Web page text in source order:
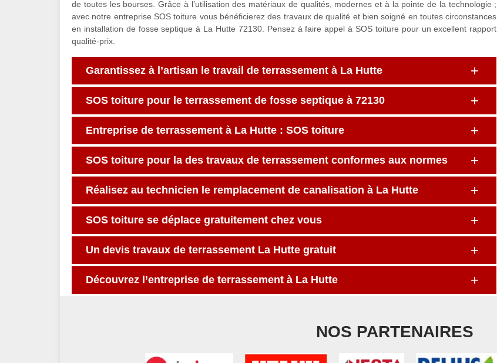
de toutes les bourses. Grâce à l’utilisation des matériaux de qualités, modernes et à la pointe de la technologie ;
avec notre entreprise SOS toiture vous bénéficierez des travaux de qualité et bien soigné en toutes circonstances
en installation de fosse septique à La Hutte 72130. Pensez à faire appel à SOS toiture pour un excellent rapport
qualité-prix.
Garantissez à l’artisan le travail de terrassement à La Hutte
SOS toiture pour le terrassement de fosse septique à 72130
Entreprise de terrassement à La Hutte : SOS toiture
SOS toiture pour la des travaux de terrassement conformes aux normes
Réalisez au technicien le remplacement de canalisation à La Hutte
SOS toiture se déplace gratuitement chez vous
Un devis travaux de terrassement La Hutte gratuit
Découvrez l’entreprise de terrassement à La Hutte
NOS PARTENAIRES